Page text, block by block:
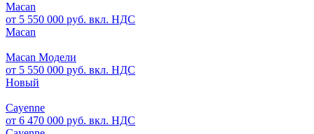
Macan
от 5 550 000 руб. вкл. НДС
Macan
Macan Модели
от 5 550 000 руб. вкл. НДС
Новый
Cayenne
от 6 470 000 руб. вкл. НДС